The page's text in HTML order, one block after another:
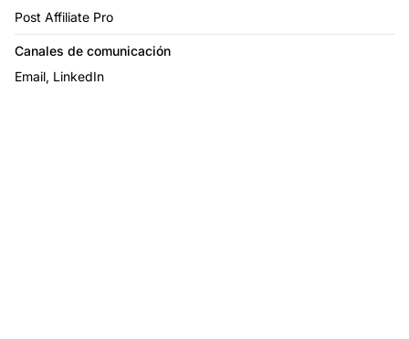
Post Affiliate Pro
Canales de comunicación
Email, LinkedIn